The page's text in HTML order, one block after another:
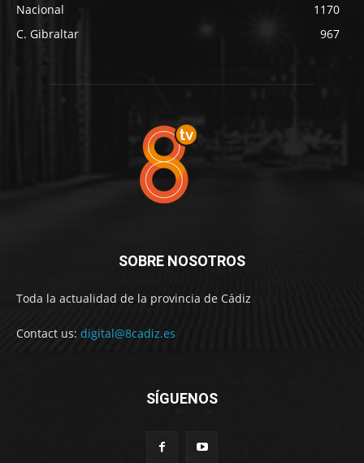
Nacional
1170
C. Gibraltar
967
SOBRE NOSOTROS
Toda la actualidad de la provincia de Cádiz
Contact us: digital@8cadiz.es
SÍGUENOS